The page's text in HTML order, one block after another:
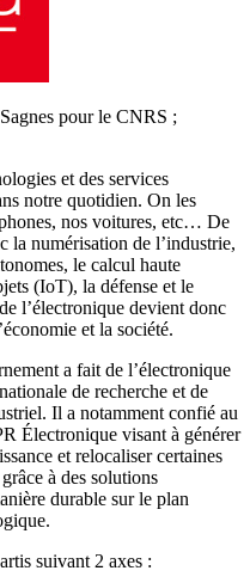
pour le CNRS ;
et des services
notre quotidien. On les
nos voitures, etc… De
la numérisation de l’industrie,
le calcul haute
(IoT), la défense et le
l’électronique devient donc
et la société.
a fait de l’électronique
de recherche et de
Il a notamment confié au
Électronique visant à générer
et relocaliser certaines
à des solutions
durable sur le plan
suivant 2 axes :